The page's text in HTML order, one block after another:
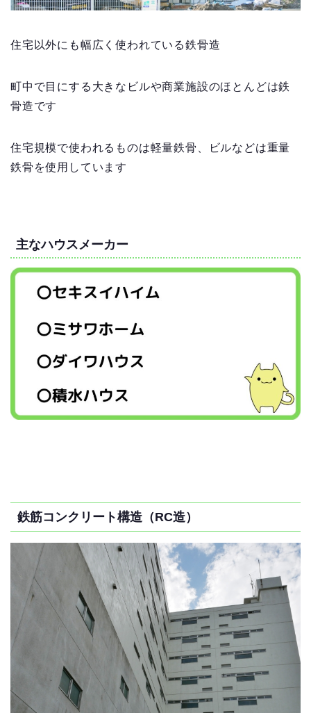
住宅以外にも幅広く使われている鉄骨造
町中で目にする大きなビルや商業施設のほとんどは鉄
骨造です
住宅規模で使われるものは軽量鉄骨 、ビルなどは重量
鉄骨 を使用しています
主なハウスメーカー
鉄筋コンクリート構造（RC造）